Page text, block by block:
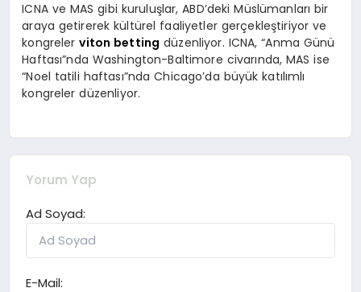
ICNA ve MAS gibi kuruluşlar, ABD’deki Müslümanları bir
araya getirerek kültürel faaliyetler gerçekleştiriyor ve
kongrelerviton betting düzenliyor. ICNA, “Anma Günü
Haftası”nda Washington-Baltimore civarında, MAS ise
“Noel tatili haftası”nda Chicago’da büyük katılımlı
kongreler düzenliyor.
Yorum Yap
Ad Soyad:
E-Mail: